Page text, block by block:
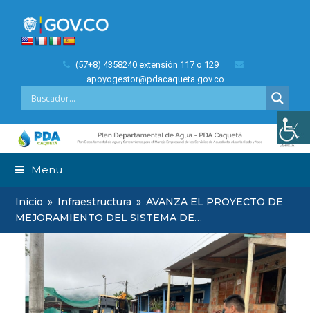
(57+8) 4358240 extensión 117 o 129
apoyogestor@pdacaqueta.gov.co
Menu
Inicio » Infraestructura » AVANZA EL PROYECTO DE
MEJORAMIENTO DEL SISTEMA DE…